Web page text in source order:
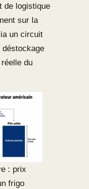
de logistique
sur la
un circuit
du
: prix
frigo